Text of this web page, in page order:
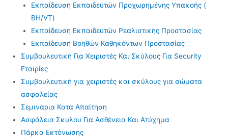
Εκπαίδευση Εκπαιδευτών Προχωρημένης Υπακοής (
BH/VT)
Εκπαίδευση Εκπαιδευτών Ρεαλιστικής Προστασίας
Εκπαίδευση Βοηθών Καθηκόντων Προστασίας
Συμβουλευτική Για Χειριστές Και Σκύλους Για Security
Εταιρίες
Συμβουλευτική για χειριστές και σκύλους για σώματα
ασφαλείας
Σεμινάρια Κατά Απαίτηση
Ασφάλεια Σκυλου Για Ασθένεια Και Ατύχημα
Πάρκα Εκτόνωσης